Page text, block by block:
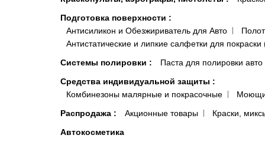
Подготовка поверхности :
Антисиликон и Обезжириватель для Авто
Антистатические и липкие салфетки для
Системы полировки : Паста для полировки авто
Средства индивидуальной защиты :
Комбинезоны малярные и покрасочные
Распродажа : Акционные товары Краски,
Автокосметика